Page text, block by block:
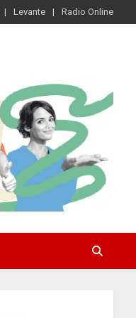
Levante Radio Online